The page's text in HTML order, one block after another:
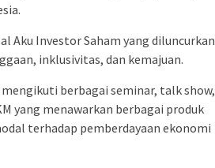
Aku Investor Saham yang diluncurkan
inklusivitas, dan kemajuan.
berbagai seminar, talk show,
yang menawarkan berbagai produk
terhadap pemberdayaan ekonomi